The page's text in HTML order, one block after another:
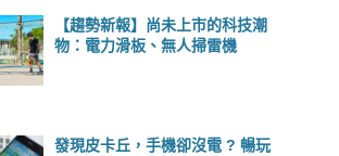
【趨勢新報】尚未上市的科技潮
物：電力滑板、無人掃雷機
發現皮卡丘，手機卻沒電 ? 暢玩